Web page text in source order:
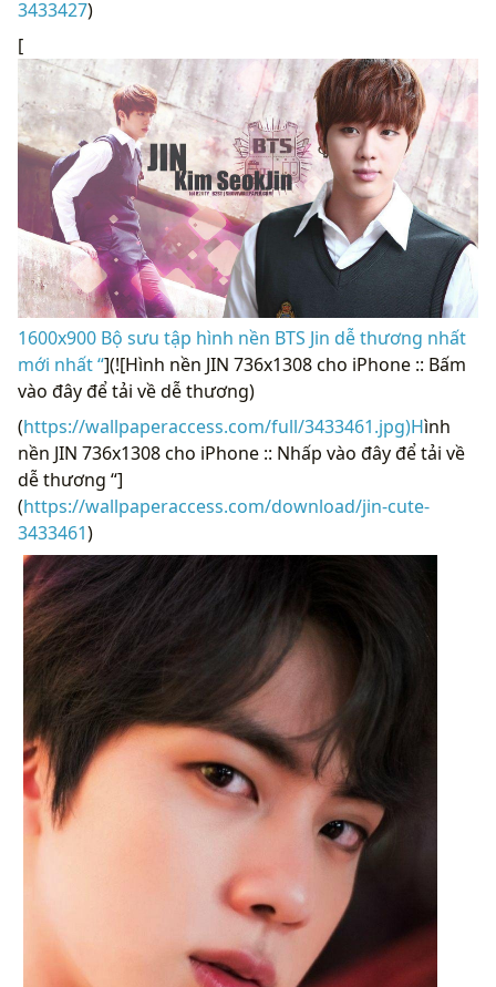
3433427)
[
1600x900 Bộ sưu tập hình nền BTS Jin dễ thương nhất
mới nhất “](![Hình nền JIN 736x1308 cho iPhone :: Bấm
vào đây để tải về dễ thương)
(https://wallpaperaccess.com/full/3433461.jpg)Hình
nền JIN 736x1308 cho iPhone :: Nhấp vào đây để tải về
dễ thương “]
(https://wallpaperaccess.com/download/jin-cute-
3433461)